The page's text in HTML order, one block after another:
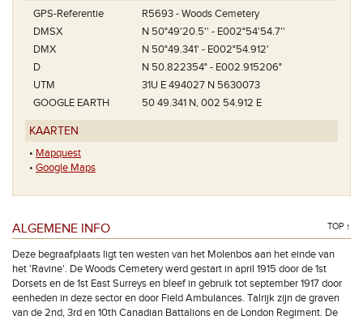
GPS-Referentie
R5693 - Woods Cemetery
DMSX
N 50°49'20.5'' - E002°54'54.7''
DMX
N 50°49.341' - E002°54.912'
D
N 50.822354° - E002.915206°
UTM
31U E 494027 N 5630073
GOOGLE EARTH
50 49.341 N, 002 54.912 E
KAARTEN
• Mapquest
• Google Maps
ALGEMENE INFO TOP ↑
Deze begraafplaats ligt ten westen van het Molenbos aan het einde van
het 'Ravine'. De Woods Cemetery werd gestart in april 1915 door de 1st
Dorsets en de 1st East Surreys en bleef in gebruik tot september 1917 door
eenheden in deze sector en door Field Ambulances. Talrijk zijn de graven
van de 2nd, 3rd en 10th Canadian Battalions en de London Regiment. De